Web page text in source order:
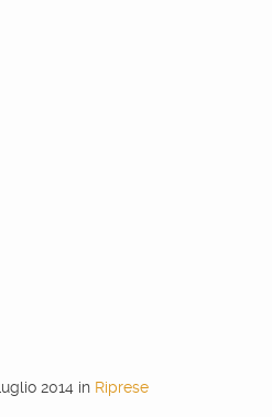
2014 in Riprese